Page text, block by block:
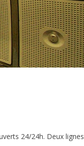
24/24h. Deux lignes